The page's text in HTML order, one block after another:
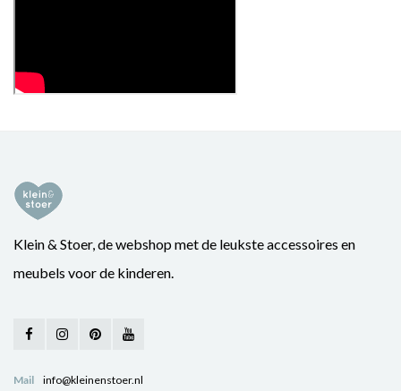
Klein & Stoer, de webshop met de leukste accessoires en
meubels voor de kinderen.
Mail info@kleinenstoer.nl